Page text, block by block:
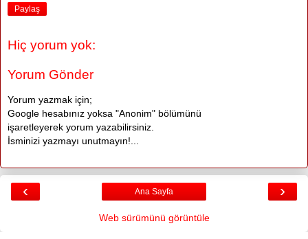
Paylaş
Hiç yorum yok:
Yorum Gönder
Yorum yazmak için;
Google hesabınız yoksa "Anonim" bölümünü
işaretleyerek yorum yazabilirsiniz.
İsminizi yazmayı unutmayın!...
‹ ›
Ana Sayfa
Web sürümünü görüntüle